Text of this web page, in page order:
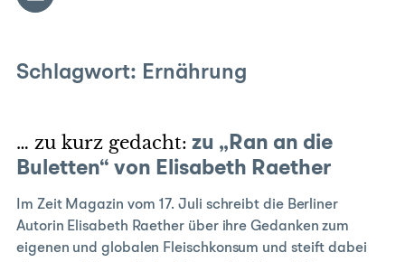
Schlagwort: Ernährung
… zu kurz gedacht: zu „Ran an die
Buletten“ von Elisabeth Raether
Im Zeit Magazin vom 17. Juli schreibt die Berliner
Autorin Elisabeth Raether über ihre Gedanken zum
eigenen und globalen Fleischkonsum und steift dabei